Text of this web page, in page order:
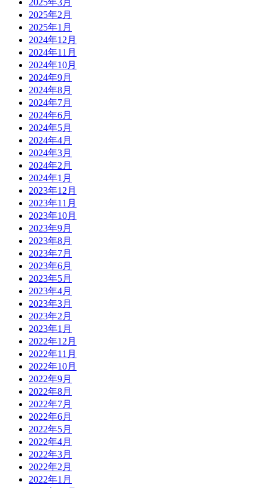
2025年3月
2025年2月
2025年1月
2024年12月
2024年11月
2024年10月
2024年9月
2024年8月
2024年7月
2024年6月
2024年5月
2024年4月
2024年3月
2024年2月
2024年1月
2023年12月
2023年11月
2023年10月
2023年9月
2023年8月
2023年7月
2023年6月
2023年5月
2023年4月
2023年3月
2023年2月
2023年1月
2022年12月
2022年11月
2022年10月
2022年9月
2022年8月
2022年7月
2022年6月
2022年5月
2022年4月
2022年3月
2022年2月
2022年1月